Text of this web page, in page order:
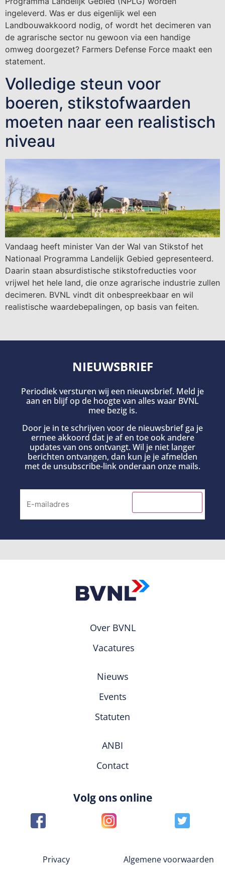
ingeleverd. Was er dus eigenlijk wel een
Landbouwakkoord nodig, of wordt het decimeren van
de agrarische sector nu gewoon via een handige
omweg doorgezet? Farmers Defense Force maakt een
statement.
Volledige steun voor
boeren, stikstofwaarden
moeten naar een realistisch
niveau
Vandaag heeft minister Van der Wal van Stikstof het
Nationaal Programma Landelijk Gebied gepresenteerd.
Daarin staan absurdistische stikstofreducties voor
vrijwel het hele land, die onze agrarische industrie zullen
decimeren. BVNL vindt dit onbespreekbaar en wil
realistische waardebepalingen, op basis van feiten.
NIEUWSBRIEF
Periodiek versturen wij een nieuwsbrief. Meld je
aan en blijf op de hoogte van alles waar BVNL
mee bezig is.
Door je in te schrijven voor de nieuwsbrief ga je
ermee akkoord dat je af en toe ook andere
updates van ons ontvangt. Wil je niet langer
berichten ontvangen, dan kun je je afmelden
met de unsubscribe-link onderaan onze mails.
Over BVNL
Vacatures
Nieuws
Events
Statuten
ANBI
Contact
Volg ons online
Privacy Algemene voorwaarden